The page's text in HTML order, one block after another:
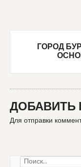
ГОРОД
ДОБАВИТЬ
Для отправки
Найти: